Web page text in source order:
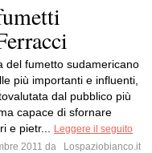
del fumetto sudamericano
più importanti e influenti,
dal pubblico più
capace di sfornare
e pietr...
Leggere il seguito
2011 da
Lospaziobianco.it